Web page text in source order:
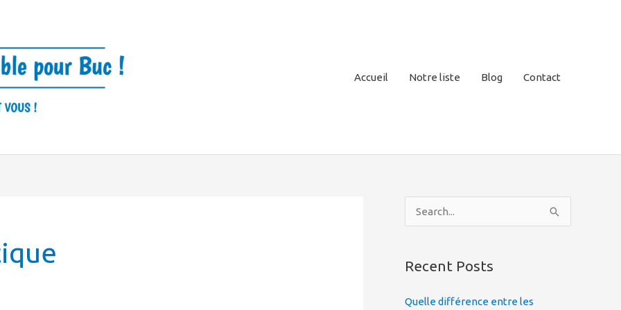
Accueil Notre liste Blog Contact
c
Recent Posts
Quelle différence entre les